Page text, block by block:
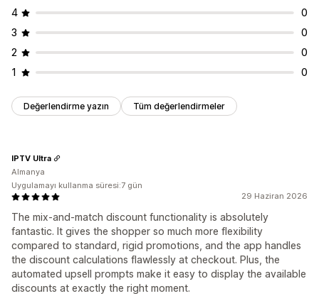
4
0
3
0
2
0
1
0
Değerlendirme yazın Tüm değerlendirmeler
29 Haziran 2026
The mix-and-match discount functionality is absolutely
fantastic. It gives the shopper so much more flexibility
compared to standard, rigid promotions, and the app handles
the discount calculations flawlessly at checkout. Plus, the
automated upsell prompts make it easy to display the available
discounts at exactly the right moment.
IPTV Ultra
Almanya
Uygulamayı kullanma süresi:7 gün